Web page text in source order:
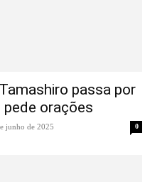
passa por
pede orações
junho de 2025 0